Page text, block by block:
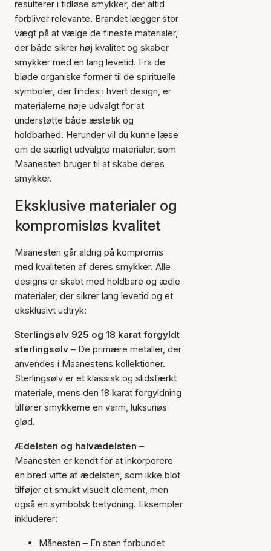
resulterer i tidløse smykker, der altid
forbliver relevante. Brandet lægger stor
vægt på at vælge de fineste materialer,
der både sikrer høj kvalitet og skaber
smykker med en lang levetid. Fra de
bløde organiske former til de spirituelle
symboler, der findes i hvert design, er
materialerne nøje udvalgt for at
understøtte både æstetik og
holdbarhed. Herunder vil du kunne læse
om de særligt udvalgte materialer, som
Maanesten bruger til at skabe deres
smykker.
Eksklusive materialer og
kompromisløs kvalitet
Maanesten går aldrig på kompromis
med kvaliteten af deres smykker. Alle
designs er skabt med holdbare og ædle
materialer, der sikrer lang levetid og et
eksklusivt udtryk:
Sterlingsølv 925 og 18 karat forgyldt
sterlingsølv – De primære metaller, der
anvendes i Maanestens kollektioner.
Sterlingsølv er et klassisk og slidstærkt
materiale, mens den 18 karat forgyldning
tilfører smykkerne en varm, luksuriøs
glød.
Ædelsten og halvædelsten –
Maanesten er kendt for at inkorporere
en bred vifte af ædelsten, som ikke blot
tilføjer et smukt visuelt element, men
også en symbolsk betydning. Eksempler
inkluderer:
Månesten – En sten forbundet